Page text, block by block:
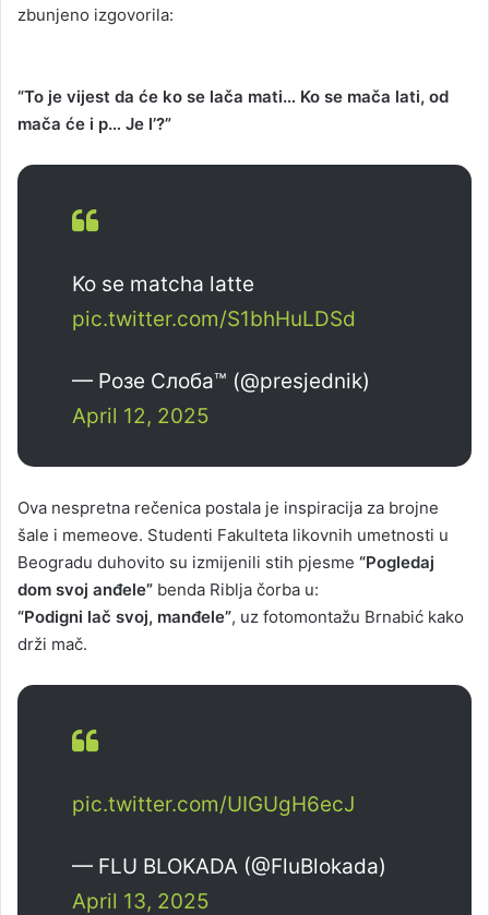
zbunjeno izgovorila:
“To je vijest da će ko se lača mati… Ko se mača lati, od
mača će i p… Je l’?”
Ko se matcha latte
pic.twitter.com/S1bhHuLDSd
— Розе Слоба™️ (@presjednik)
April 12, 2025
Ova nespretna rečenica postala je inspiracija za brojne
šale i memeove. Studenti Fakulteta likovnih umetnosti u
Beogradu duhovito su izmijenili stih pjesme “Pogledaj
dom svoj anđele” benda Riblja čorba u:
“Podigni lač svoj, manđele”, uz fotomontažu Brnabić kako
drži mač.
pic.twitter.com/UIGUgH6ecJ
— FLU BLOKADA (@FluBlokada)
April 13, 2025